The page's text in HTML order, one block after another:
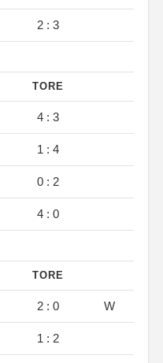
2 : 3
TORE
4 : 3
1 : 4
0 : 2
4 : 0
TORE
2 : 0 W
1 : 2